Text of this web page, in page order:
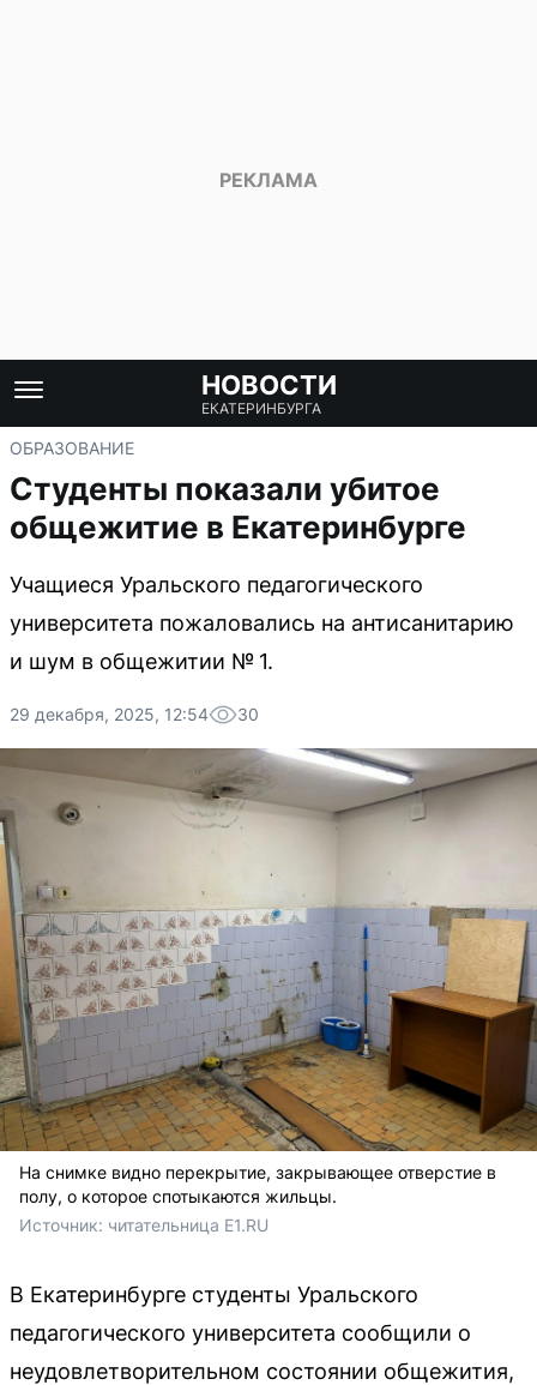
НОВОСТИ
ЕКАТЕРИНБУРГА
ОБРАЗОВАНИЕ
Студенты показали убитое
общежитие в Екатеринбурге
Учащиеся Уральского педагогического
университета пожаловались на антисанитарию
и шум в общежитии № 1.
29 декабря, 2025, 12:54 30
На снимке видно перекрытие, закрывающее отверстие в
полу, о которое спотыкаются жильцы.
Источник: читательница E1.RU
В Екатеринбурге студенты Уральского
педагогического университета сообщили о
неудовлетворительном состоянии общежития,